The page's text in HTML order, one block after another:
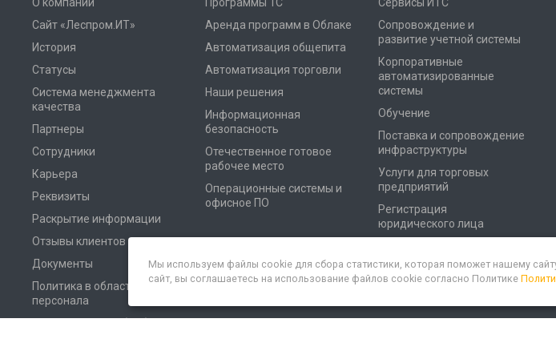
Сайт «Леспром.ИТ»
История
Статусы
Система менеджмента
качества
Партнеры
Сотрудники
Карьера
Реквизиты
Раскрытие информации
Отзывы клиентов
Документы
Политика в области
персонала
Аренда программ в Облаке
Автоматизация общепита
Автоматизация торговли
Наши решения
Информационная
безопасность
Отечественное готовое
рабочее место
Операционные системы и
офисное ПО
Сопровождение и
развитие учетной системы
Корпоративные
автоматизированные
системы
Обучение
Поставка и сопровождение
инфраструктуры
Услуги для торговых
предприятий
Регистрация
юридического лица
Мы используем файлы cookie для сбора статистики, которая поможет нашему
сайт, вы соглашаетесь на использование файлов cookie согласно Политике